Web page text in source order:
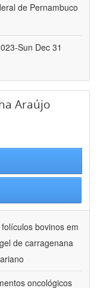
de Pernambuco
Sun Dec 31
Araújo
bovinos em
de carragenana
oncológicos